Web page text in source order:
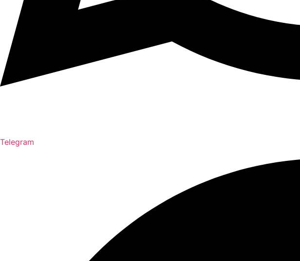
Telegram